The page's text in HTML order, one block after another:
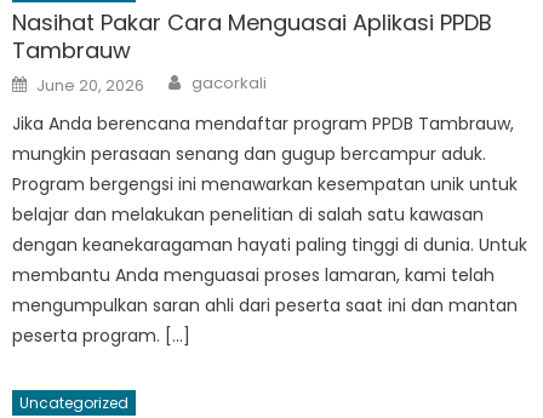
Nasihat Pakar Cara Menguasai Aplikasi PPDB
Tambrauw
Posted
on
June 20, 2026 Author
gacorkali
Jika Anda berencana mendaftar program PPDB Tambrauw,
mungkin perasaan senang dan gugup bercampur aduk.
Program bergengsi ini menawarkan kesempatan unik untuk
belajar dan melakukan penelitian di salah satu kawasan
dengan keanekaragaman hayati paling tinggi di dunia. Untuk
membantu Anda menguasai proses lamaran, kami telah
mengumpulkan saran ahli dari peserta saat ini dan mantan
peserta program. […]
Uncategorized